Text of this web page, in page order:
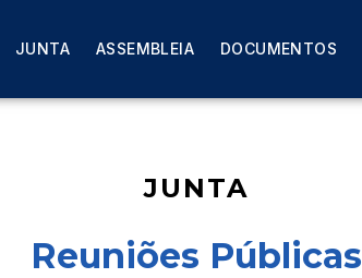
JUNTA ASSEMBLEIA DOCUMENTOS
JUNTA
Reuniões Públicas